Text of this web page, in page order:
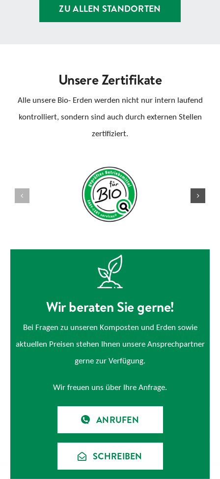
ZU ALLEN STANDORTEN
Unsere Zertifikate
Alle unsere Bio- Erden werden nicht nur intern laufend
kontrolliert, sondern sind auch durch externen Stellen
zertifiziert.
Wir beraten Sie gerne!
Bei Fragen zu unseren Komposten und Erden sowie
aktuellen Preisen stehen Ihnen unsere Ansprechpartner
gerne zur Verfügung.
Wir freuen uns über Ihre Anfrage.
ANRUFEN
SCHREIBEN